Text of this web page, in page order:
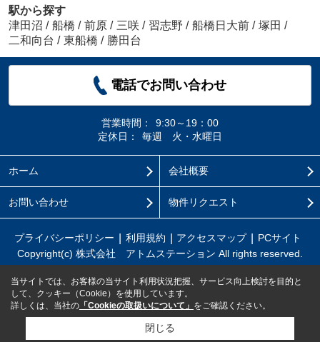
駅から探す
津田沼 / 船橋 / 前原 / 三咲 / 習志野 / 船橋日大前 / 塚田 /
二和向台 / 東船橋 / 勝田台
電話でお問い合わせ
営業時間：
9:30～19：00
定休日：
毎週 火・水曜日
ホーム 会社概要
お問い合わせ 物件リクエスト
プライバシーポリシー 利用規約 アクセスマップ
PCサイト
Copyright(c) 株式会社 アトムステーション All rights reserved.
当サイトでは、お客様の当サイト利用状況把握、サービス向上検討を目的と
して、クッキー（Cookie）を使用しています。
詳しくは、当社の 「Cookieの取扱いについて」 をご確認ください。
閉じる